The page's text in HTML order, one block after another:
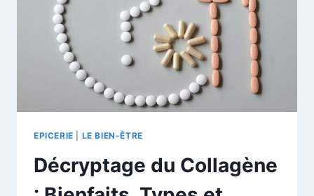
EPICERIE LE BIEN-ÊTRE
Décryptage du Collagène